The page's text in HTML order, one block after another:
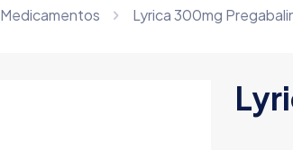
Medicamentos Lyrica 300mg